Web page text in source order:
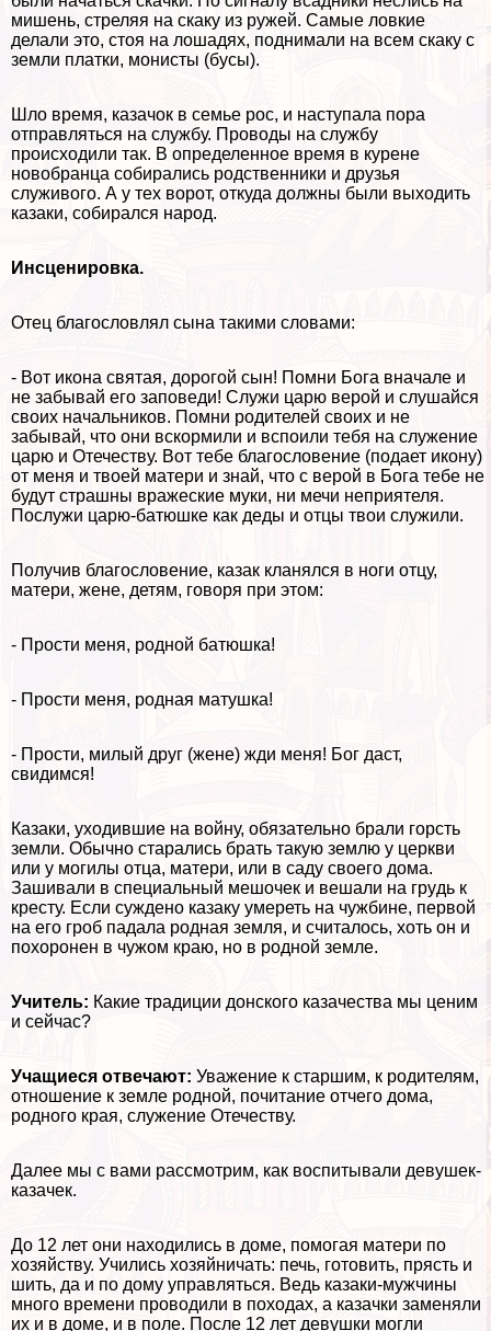
мишень, стреляя на скаку из ружей. Самые ловкие
делали это, стоя на лошадях, поднимали на всем скаку с
земли платки, монисты (бусы).
Шло время, казачок в семье рос, и наступала пора
отправляться на службу. Проводы на службу
происходили так. В определенное время в курене
новобранца собирались родственники и друзья
служивого. А у тех ворот, откуда должны были выходить
казаки, собирался народ.
Инсценировка.
Отец благословлял сына такими словами:
- Вот икона святая, дорогой сын! Помни Бога вначале и
не забывай его заповеди! Служи царю верой и слушайся
своих начальников. Помни родителей своих и не
забывай, что они вскормили и вспоили тебя на служение
царю и Отечеству. Вот тебе благословение (подает икону)
от меня и твоей матери и знай, что с верой в Бога тебе не
будут страшны вражеские муки, ни мечи неприятеля.
Послужи царю-батюшке как деды и отцы твои служили.
Получив благословение, казак кланялся в ноги отцу,
матери, жене, детям, говоря при этом:
- Прости меня, родной батюшка!
- Прости меня, родная матушка!
- Прости, милый друг (жене) жди меня! Бог даст,
свидимся!
Казаки, уходившие на войну, обязательно брали горсть
земли. Обычно старались брать такую землю у церкви
или у могилы отца, матери, или в саду своего дома.
Зашивали в специальный мешочек и вешали на гpyдь к
кресту. Если суждено казаку умереть на чужбине, первой
на его гроб падала родная земля, и считалось, хоть он и
похоронен в чужом краю, но в родной земле.
Учитель: Какие традиции донского казачества мы ценим
и сейчас?
Учащиеся отвечают: Уважение к старшим, к родителям,
отношение к земле родной, почитание отчего дома,
родного края, служение Отечеству.
Далее мы с вами рассмотрим, как воспитывали дeвyшек-
казачек.
До 12 лет они находились в доме, помогая матери по
хозяйству. Учились хозяйничать: печь, готовить, прясть и
шить, да и по дому управляться. Ведь казаки-мужчины
много времени проводили в походах, а казачки заменяли
их и в доме, и в поле. После 12 лет дeвyшки могли